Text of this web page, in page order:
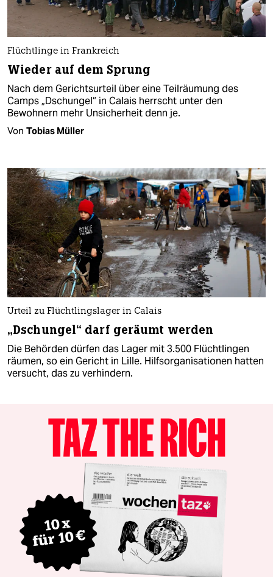
Flüchtlinge in Frankreich
Wieder auf dem Sprung
Nach dem Gerichtsurteil über eine Teilräumung des
Camps „Dschungel“ in Calais herrscht unter den
Bewohnern mehr Unsicherheit denn je.
Von Tobias Müller
Urteil zu Flüchtlingslager in Calais
„Dschungel“ darf geräumt werden
Die Behörden dürfen das Lager mit 3.500 Flüchtlingen
räumen, so ein Gericht in Lille. Hilfsorganisationen hatten
versucht, das zu verhindern.